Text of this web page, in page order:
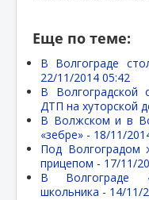
Еще по теме:
В Волгограде
22/11/2014 05:42
В Волгоградской
ДТП на хуторской
В Волжском и в
«зебре» - 18/11/
Под
прицепом - 17/11/
В Волгограде
школьника - 14/11/